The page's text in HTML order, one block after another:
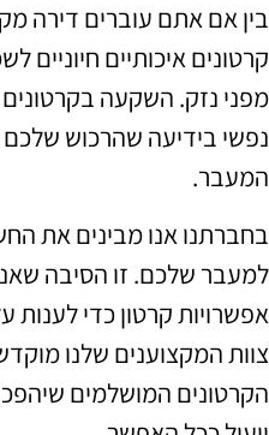
בין אם אתם עוברים דירה
קרטונים איכותיים
מפני נזק. השקעה
נפשי בידיעה שהרכוש שלכם
המעבר.
בחברתנו אנו מבינים את
למעבר שלכם. זו הסיבה
אפשרויות קרטון כדי לענות
צוות המקצוענים שלנו
הקרטונים המושלמים